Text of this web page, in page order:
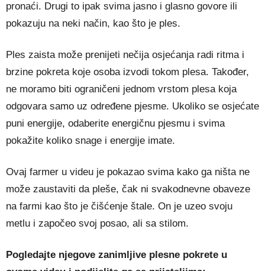
pronaći. Drugi to ipak svima jasno i glasno govore ili
pokazuju na neki način, kao što je ples.
Ples zaista može prenijeti nečija osjećanja radi ritma i
brzine pokreta koje osoba izvodi tokom plesa. Također,
ne moramo biti ograničeni jednom vrstom plesa koja
odgovara samo uz određene pjesme. Ukoliko se osjećate
puni energije, odaberite energičnu pjesmu i svima
pokažite koliko snage i energije imate.
Ovaj farmer u videu je pokazao svima kako ga ništa ne
može zaustaviti da pleše, čak ni svakodnevne obaveze
na farmi kao što je čišćenje štale. On je uzeo svoju
metlu i započeo svoj posao, ali sa stilom.
Pogledajte njegove zanimljive plesne pokrete u